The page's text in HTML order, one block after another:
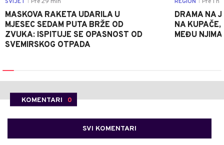
MASKOVA RAKETA UDARILA U
MJESEC SEDAM PUTA BRŽE OD
ZVUKA: ISPITUJE SE OPASNOST OD
SVEMIRSKOG OTPADA
DRAMA NA
NA
MEĐU NJIMA
KOMENTARI 0
SVI KOMENTARI